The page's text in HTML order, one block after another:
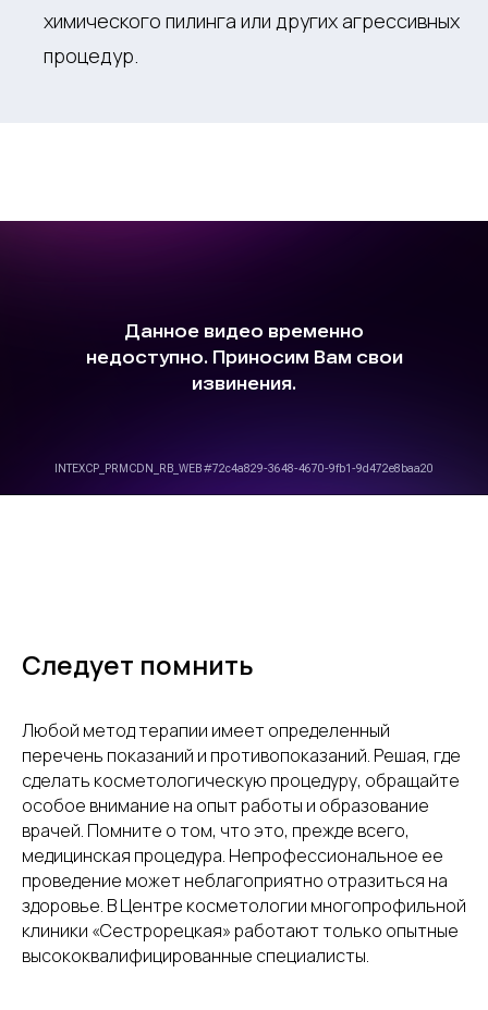
химического пилинга или других агрессивных
процедур.
Следует помнить
Любой метод терапии имеет определенный
перечень показаний и противопоказаний. Решая, где
сделать косметологическую процедуру, обращайте
особое внимание на опыт работы и образование
врачей. Помните о том, что это, прежде всего,
медицинская процедура. Непрофессиональное ее
проведение может неблагоприятно отразиться на
здоровье. В Центре косметологии многопрофильной
клиники «Сестрорецкая» работают только опытные
высококвалифицированные специалисты.